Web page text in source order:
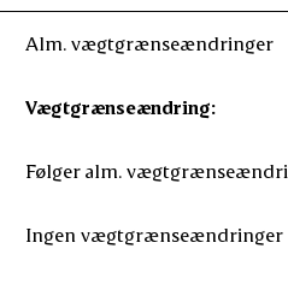
Alm. vægtgrænseændringer
Vægtgrænseændring:
Følger alm.
Ingen vægtgrænseændringer